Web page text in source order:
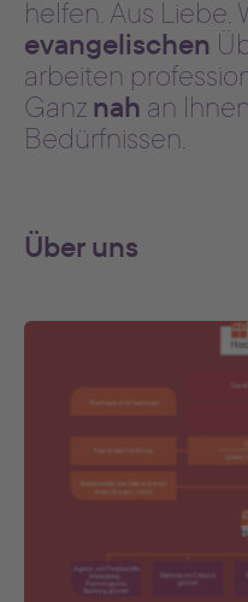
helfen. Aus Liebe.
evangelischen
arbeiten
Ganznah an
Bedürfnissen.
Über uns